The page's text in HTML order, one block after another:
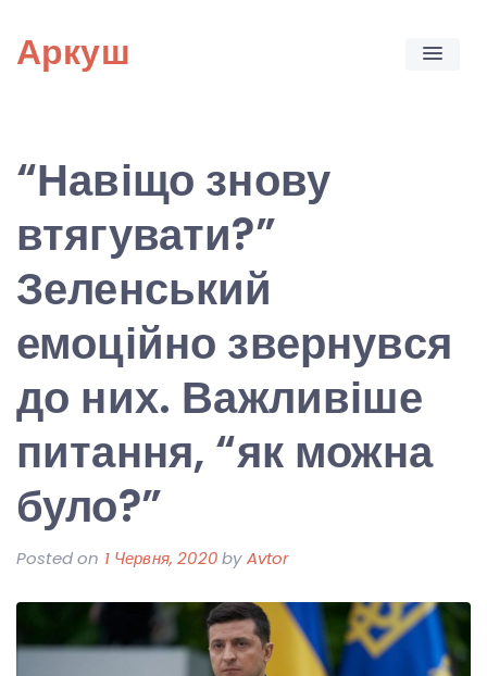
content
Аркуш
“Навіщо знову
втягувати?”
Зеленський
емоційно звернувся
до них. Важливіше
питання, “як можна
було?”
Posted on 1 Червня, 2020byAvtor